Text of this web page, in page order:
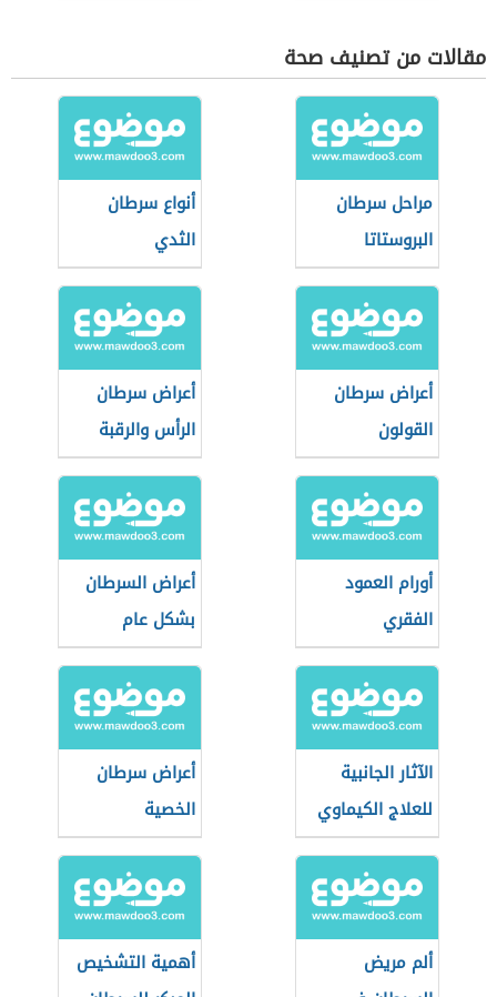
مقالات من تصنيف صحة
مراحل سرطان
البروستاتا
أنواع سرطان
الثدي
أعراض سرطان
القولون
أعراض سرطان
الرأس والرقبة
أورام العمود
الفقري
أعراض السرطان
بشكل عام
الآثار الجانبية
للعلاج الكيماوي
أعراض سرطان
الخصية
ألم مريض
أهمية التشخيص